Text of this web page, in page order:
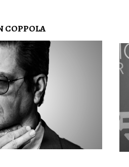
COPPOLA